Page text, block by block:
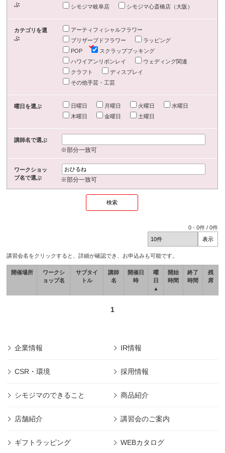
ぶ
シモジマ岐阜店
シモジマ心斎橋店（大阪）
カテゴリを選
ぶ
アーティフィシャルフラワー
プリザーブドフラワー
ラッピング
POP
スクラップブッキング
ハワイアンリボンレイ
ウェディング関連
クラフト
ディスプレイ
その他手芸・工芸
曜日を選ぶ 日曜日 月曜日 火曜日
水曜日
木曜日
金曜日 土曜日
講師名で選ぶ
※部分一致可
ワークショッ
プ名で選ぶ
※部分一致可
0 -0件 /0件
講習会名をクリックすると、詳細が確認でき、お申込みも可能です。
開催場所
ワークシ
ョップ名
サブタイ
トル
講師
名
開催日
時
曜
日
▲
開始
時間
終了
時間
残
席
1
企業情報 IR情報
CSR・環境 採用情報
シモジマのできること 商品紹介
店舗紹介 講習会のご案内
ギフトラッピング WEBカタログ